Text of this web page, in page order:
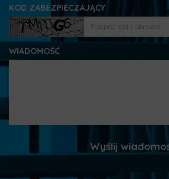
KOD ZABEZPIECZAJĄCY
WIADOMOŚĆ